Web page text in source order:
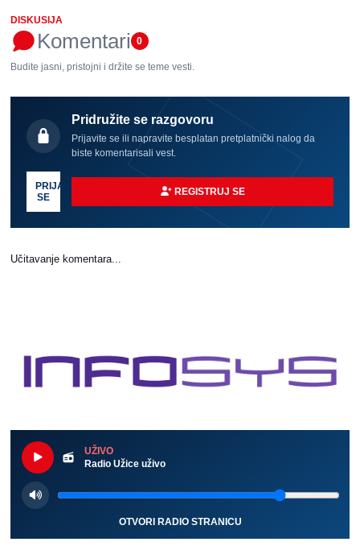
DISKUSIJA
Komentari 0
Budite jasni, pristojni i držite se teme vesti.
Pridružite se razgovoru
Prijavite se ili napravite besplatan pretplatnički nalog da
biste komentarisali vest.
PRIJAVI
SE
REGISTRUJ SE
Učitavanje komentara...
UŽIVO
Radio Užice uživo
OTVORI RADIO STRANICU